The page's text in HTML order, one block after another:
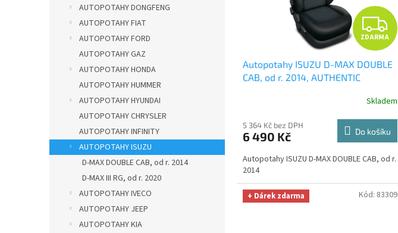
AUTOPOTAHY DONGFENG
AUTOPOTAHY FIAT
AUTOPOTAHY FORD
AUTOPOTAHY GAZ
AUTOPOTAHY HONDA
AUTOPOTAHY HUMMER
AUTOPOTAHY HYUNDAI
AUTOPOTAHY CHRYSLER
AUTOPOTAHY INFINITY
AUTOPOTAHY ISUZU
D-MAX DOUBLE CAB, od r. 2014
D-MAX III RG, od r. 2020
AUTOPOTAHY IVECO
AUTOPOTAHY JEEP
AUTOPOTAHY KIA
Z
D
A
R
M
A
ZDARMA
Autopotahy ISUZU D-MAX DOUBLE
CAB, od r. 2014, AUTHENTIC
na auto i úklid Smart Microfiber
zdarma v hodnotě 329,-Kč
Skladem
5 364 Kč bez DPH
6 490 Kč Do košíku
Autopotahy ISUZU D-MAX DOUBLE CAB, od r.
2014
+ Dárek zdarma Kód: 83309